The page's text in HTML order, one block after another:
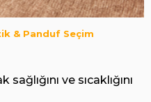
& Panduf Seçim
ve sıcaklığını